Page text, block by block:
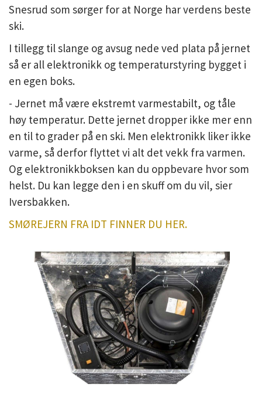
Snesrud som sørger for at Norge har verdens beste
ski.
I tillegg til slange og avsug nede ved plata på jernet
så er all elektronikk og temperaturstyring bygget i
en egen boks.
- Jernet må være ekstremt varmestabilt, og tåle
høy temperatur. Dette jernet dropper ikke mer enn
en til to grader på en ski. Men elektronikk liker ikke
varme, så derfor flyttet vi alt det vekk fra varmen.
Og elektronikkboksen kan du oppbevare hvor som
helst. Du kan legge den i en skuff om du vil, sier
Iversbakken.
SMØREJERN FRA IDT FINNER DU HER.